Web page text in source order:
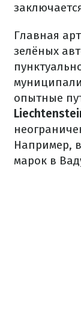
Главная
зелёных
опытные
Например,
марок в